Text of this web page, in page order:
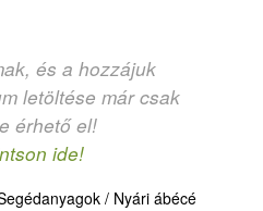
és a hozzájuk
letöltése már csak
érhető el!
ide!
/ Nyári ábécé